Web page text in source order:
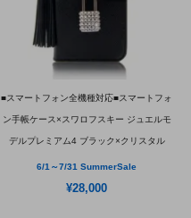
■スマートフォン全機種対応■スマートフォ
ン手帳ケース×スワロフスキー ジュエルモ
デルプレミアム4 ブラック×クリスタル
6/1～7/31 SummerSale
¥28,000